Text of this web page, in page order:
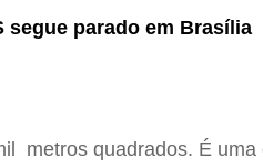
segue parado em Brasília
metros quadrados. É